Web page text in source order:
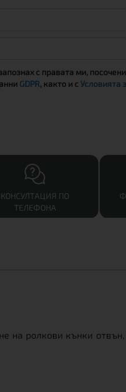
с правата ми,
GDPR, както и сУсловията
КОНСУЛТАЦИЯ ПО
ТЕЛЕФОНА
на ролкови кънки